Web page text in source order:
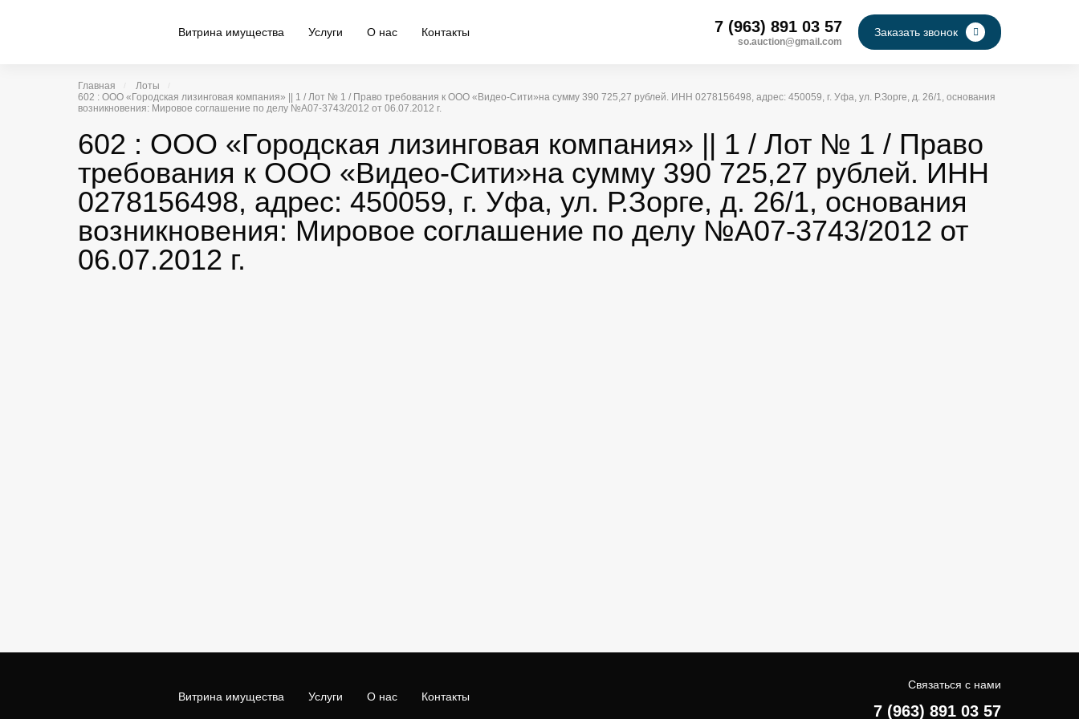
Витрина имущества Услуги О нас Контакты 7 (963) 891 03 57
so.auction@gmail.com
Заказать звонок
Главная
Лоты
602 : ООО «Городская лизинговая компания» || 1 / Лот № 1 / Право требования к ООО «Видео-Сити»на сумму 390 725,27 рублей. ИНН 0278156498, адрес: 450059, г. Уфа, ул. Р.Зорге, д. 26/1, основания
возникновения: Мировое соглашение по делу №А07-3743/2012 от 06.07.2012 г.
602 : ООО «Городская лизинговая компания» || 1 / Лот № 1 / Право
требования к ООО «Видео-Сити»на сумму 390 725,27 рублей. ИНН
0278156498, адрес: 450059, г. Уфа, ул. Р.Зорге, д. 26/1, основания
возникновения: Мировое соглашение по делу №А07-3743/2012 от
06.07.2012 г.
Витрина имущества Услуги О нас Контакты
Связаться с нами
7 (963) 891 03 57